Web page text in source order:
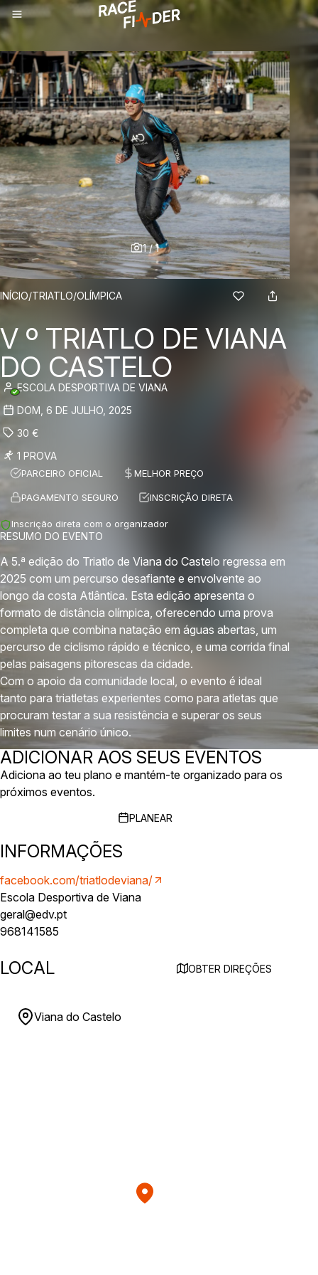
1/1
BREADCRUMBS
INÍCIO/TRIATLO/OLÍMPICA
V º TRIATLO DE VIANA
DO CASTELO
ESCOLA DESPORTIVA DE VIANA
DOM, 6 DE JULHO, 2025
30 €
1 PROVA
PARCEIRO OFICIAL MELHOR PREÇO
PAGAMENTO SEGURO INSCRIÇÃO DIRETA
Inscrição direta com o organizador
RESUMO DO EVENTO
A 5.ª edição do Triatlo de Viana do Castelo regressa em
2025 com um percurso desafiante e envolvente ao
longo da costa Atlântica. Esta edição apresenta o
formato de distância olímpica, oferecendo uma prova
completa que combina natação em águas abertas, um
percurso de ciclismo rápido e técnico, e uma corrida final
pelas paisagens pitorescas da cidade.
Com o apoio da comunidade local, o evento é ideal
tanto para triatletas experientes como para atletas que
procuram testar a sua resistência e superar os seus
limites num cenário único.
ADICIONAR AOS SEUS EVENTOS
Adiciona ao teu plano e mantém-te organizado para os
próximos eventos.
PLANEAR
INFORMAÇÕES
facebook.com/triatlodeviana/
Escola Desportiva de Viana
geral@edv.pt
968141585
LOCAL OBTER DIREÇÕES
Viana do Castelo